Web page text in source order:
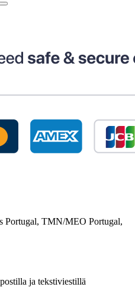
Portugal, TMN/MEO Portugal,
ja tekstiviestillä